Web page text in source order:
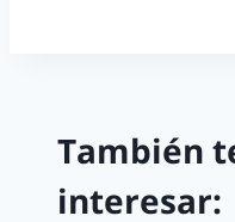
También
interesar: